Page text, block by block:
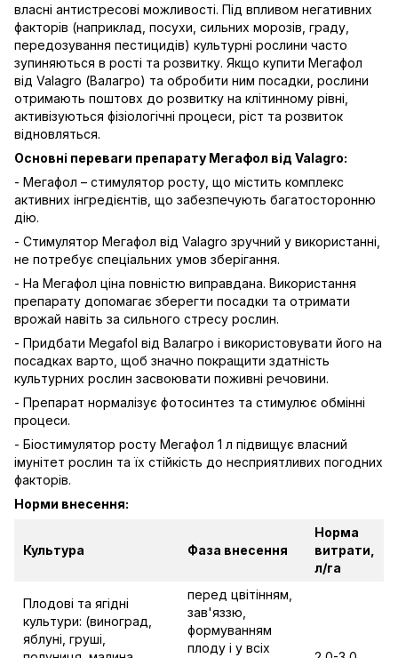
власні антистресові можливості. Під впливом негативних
факторів (наприклад, посухи, сильних морозів, граду,
передозування пестицидів) культурні рослини часто
зупиняються в рості та розвитку. Якщо купити Мегафол
від Valagro (Валагро) та обробити ним посадки, рослини
отримають поштовх до розвитку на клітинному рівні,
активізуються фізіологічні процеси, ріст та розвиток
відновляться.
Основні переваги препарату Мегафол від Valagro:
- Мегафол – стимулятор росту, що містить комплекс
активних інгредієнтів, що забезпечують багатосторонню
дію.
- Стимулятор Мегафол від Valagro зручний у використанні,
не потребує спеціальних умов зберігання.
- На Мегафол ціна повністю виправдана. Використання
препарату допомагає зберегти посадки та отримати
врожай навіть за сильного стресу рослин.
- Придбати Megafol від Валагро і використовувати його на
посадках варто, щоб значно покращити здатність
культурних рослин засвоювати поживні речовини.
- Препарат нормалізує фотосинтез та стимулює обмінні
процеси.
- Біостимулятор росту Мегафол 1 л підвищує власний
імунітет рослин та їх стійкість до несприятливих погодних
факторів.
Норми внесення:
Культура Фаза внесення
Норма
витрати,
л/га
Плодові та ягідні
культури: (виноград,
яблуні, груші,
перед цвітінням,
зав'яззю,
формуванням
плоду і у всіх